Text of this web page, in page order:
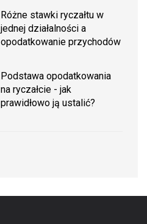
Różne stawki ryczałtu w
jednej działalności a
opodatkowanie przychodów
Podstawa opodatkowania
na ryczałcie - jak
prawidłowo ją ustalić?